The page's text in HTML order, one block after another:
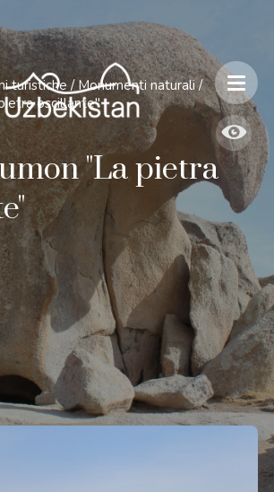
turistiche / Monumenti naturali /
oscillante"
"La pietra